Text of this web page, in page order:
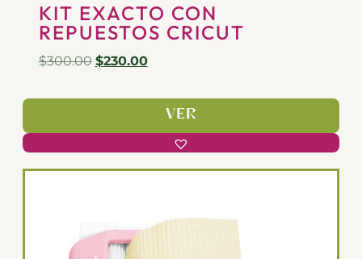
KIT EXACTO CON
REPUESTOS CRICUT
$300.00 $230.00
VER